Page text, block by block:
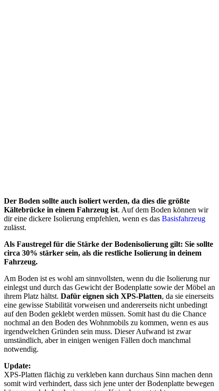
Der Boden sollte auch isoliert werden, da dies die größte
Kältebrücke in einem Fahrzeug ist. Auf dem Boden können wir
dir eine dickere Isolierung empfehlen, wenn es das Basisfahrzeug
zulässt.
Als Faustregel für die Stärke der Bodenisolierung gilt: Sie sollte
circa 30% stärker sein, als die restliche Isolierung in deinem
Fahrzeug.
Am Boden ist es wohl am sinnvollsten, wenn du die Isolierung nur
einlegst und durch das Gewicht der Bodenplatte sowie der Möbel an
ihrem Platz hältst. Dafür eignen sich XPS-Platten, da sie einerseits
eine gewisse Stabilität vorweisen und andererseits nicht unbedingt
auf den Boden geklebt werden müssen. Somit hast du die Chance
nochmal an den Boden des Wohnmobils zu kommen, wenn es aus
irgendwelchen Gründen sein muss. Dieser Aufwand ist zwar
umständlich, aber in einigen wenigen Fällen doch manchmal
notwendig.
Update:
XPS-Platten flächig zu verkleben kann durchaus Sinn machen denn
somit wird verhindert, dass sich jene unter der Bodenplatte bewegen